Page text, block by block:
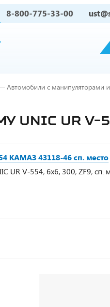
8-800-775-33-00
Автомобили с манипуляторами
UNIC UR
КАМАЗ 43118-46 сп. место
UR V-554, 6х6, 300, ZF9, сп.